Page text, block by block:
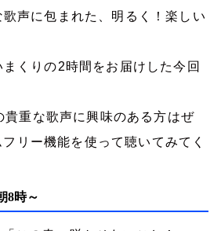
声に包まれた、明るく！楽しい
まくりの2時間をお届けした今回
貴重な歌声に興味のある方はぜ
リー機能を使って聴いてみてく
8時～